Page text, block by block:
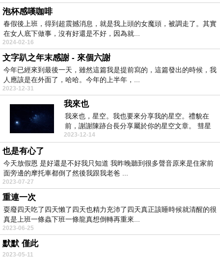
泡杯感嘆咖啡
春假後上班，得到超震撼消息，就是我上頭的女魔頭，被調走了。其實
在女人底下做事，沒有好還是不好，因為就...
2024-02-16
文字趴之年末感謝 - 來個六謝
今年已經來到最後一天，雖然這篇我是提前寫的，這篇發出的時候，我
人應該是在外面了，哈哈。今年的上半年，...
2023-12-31
我來也
我來也，星空。我也要來分享我的星空。禮貌在
前，謝謝陳跡台長分享屬於你的星空文章。 彗星
332P/...
2023-12-14
也是有心了
今天放假恩 是好還是不好我只知道 我昨晚聽到很多聲音原來是住家前
面旁邊的摩托車都倒了然後我跟我老爸 ...
2023-07-27
重連一次
耍廢四天吃了四天懶了四天也精力充沛了四天真正該睡時候就清醒的很
真是上班一條蟲下班一條龍真想倒轉再重來...
2023-06-25
默默 僅此
2023-05-11